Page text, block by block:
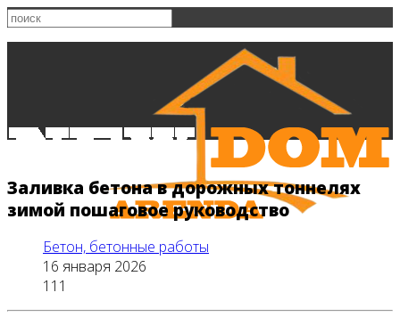
Заливка бетона в дорожных тоннелях
зимой пошаговое руководство
Бетон, бетонные работы
16 января 2026
111